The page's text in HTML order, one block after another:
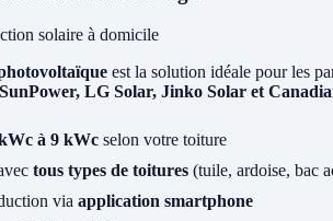
solaire à domicile
est la solution idéale pour les
SunPower, LG Solar, Jinko Solar et
à 9 kWc selon votre toiture
tous types de toitures (tuile, ardoise, bac
via application smartphone